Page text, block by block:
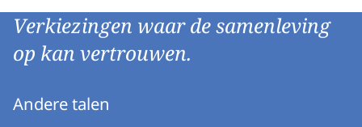
Verkiezingen waar de samenleving
op kan vertrouwen.
Andere talen